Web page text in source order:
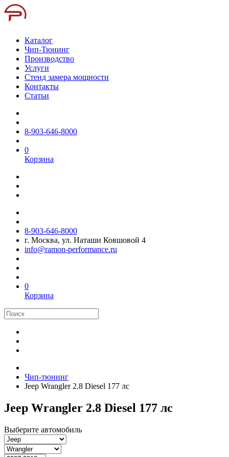
Каталог
Чип-Тюнинг
Производство
Услуги
Стенд замера мощности
Контакты
Статьи
8-903-646-8000
0
Корзина
8-903-646-8000
г. Москва, ул. Наташи Ковшовой 4
info@ramon-performance.ru
0
Корзина
Чип-тюнинг
Jeep Wrangler 2.8 Diesel 177 лс
Jeep Wrangler 2.8 Diesel 177 лс
Выберите автомобиль